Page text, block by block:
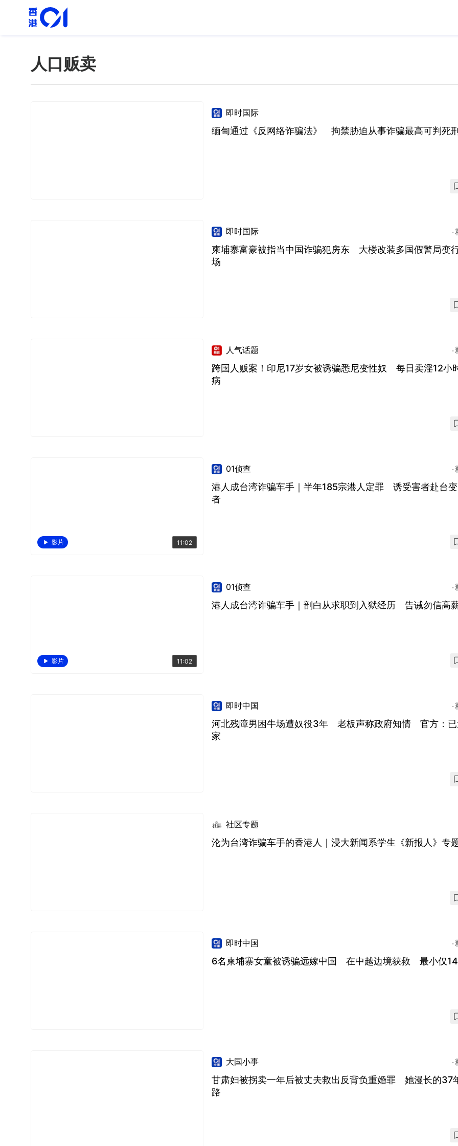
人口贩卖
即时国际
缅甸通过《反网络诈骗法》 拘禁胁迫从事诈骗最高可判死刑
即时国际
柬埔寨富豪被指当中国诈骗犯房东 大楼改装多国假警局变
场
人气话题
跨国人贩案！印尼17岁女被诱骗悉尼变性奴 每日卖淫12小
病
影片 11:02
01侦查
港人成台湾诈骗车手｜半年185宗港人定罪 诱受害者赴台
者
影片 11:02
01侦查
港人成台湾诈骗车手｜剖白从求职到入狱经历 告诫勿信高
即时中国
河北残障男困牛场遭奴役3年 老板声称政府知情 官方：已
家
社区专题
沦为台湾诈骗车手的香港人｜浸大新闻系学生《新报人》专
即时中国
6名柬埔寨女童被诱骗远嫁中国 在中越边境获救 最小仅
大国小事
甘肃妇被拐卖一年后被丈夫救出反背负重婚罪 她漫长的37
路